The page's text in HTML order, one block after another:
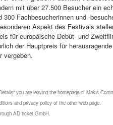
mit über 27.500 Besucher ein
Fachbesucherinnen und -
Aspekt des Festivals
für europäische Debüt- und
der Hauptpreis für
vergeben.
you are leaving the homepage of Makis
and privacy policy of the other web page.
AD ticket GmbH.